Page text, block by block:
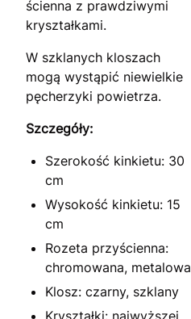
ścienna z prawdziwymi
kryształkami.
W szklanych kloszach
mogą wystąpić niewielkie
pęcherzyki powietrza.
Szczegóły:
Szerokość kinkietu: 30
cm
Wysokość kinkietu: 15
cm
Rozeta przyścienna:
chromowana, metalowa
Klosz: czarny, szklany
Kryształki: najwyższej